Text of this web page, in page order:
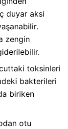
duyar aksi
zengin
toksinleri
bakterileri
biriken
otu